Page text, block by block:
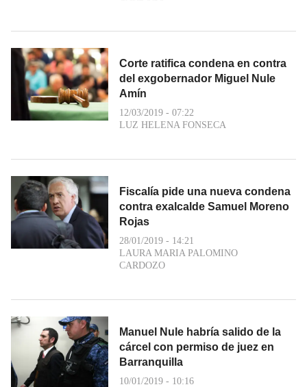
Corte ratifica condena en contra
del exgobernador Miguel Nule
Amín
12/03/2019 - 07:22
LUZ HELENA FONSECA
Fiscalía pide una nueva condena
contra exalcalde Samuel Moreno
Rojas
28/01/2019 - 14:21
LAURA MARIA PALOMINO
CARDOZO
Manuel Nule habría salido de la
cárcel con permiso de juez en
Barranquilla
10/01/2019 - 10:16